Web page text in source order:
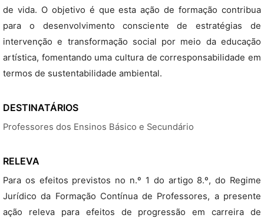
de vida. O objetivo é que esta ação de formação contribua
para o desenvolvimento consciente de estratégias de
intervenção e transformação social por meio da educação
artística, fomentando uma cultura de corresponsabilidade em
termos de sustentabilidade ambiental.
DESTINATÁRIOS
Professores dos Ensinos Básico e Secundário
RELEVA
Para os efeitos previstos no n.º 1 do artigo 8.º, do Regime
Jurídico da Formação Contínua de Professores, a presente
ação releva para efeitos de progressão em carreira de